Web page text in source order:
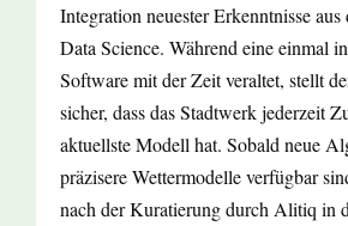
Integration neuester Erkenntnisse
Data Science. Während eine einmal
Software mit der Zeit veraltet, stellt
sicher, dass das Stadtwerk jederzeit
aktuellste Modell hat. Sobald neue
präzisere Wettermodelle verfügbar
nach der Kuratierung durch Alitiq in